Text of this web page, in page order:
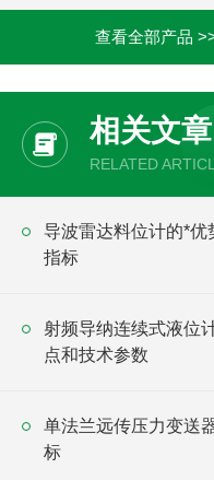
查看全部产品
相关文章
RELATED
导波雷达料位计的*优
指标
射频导纳连续式液位
点和技术参数
单法兰远传压力变送
标